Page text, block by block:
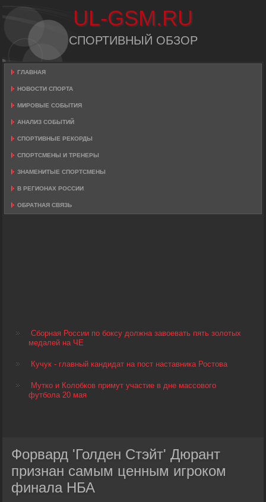
UL-GSM.RU
СПОРТИВНЫЙ ОБЗОР
ГЛАВНАЯ
НОВОСТИ СПОРТА
МИРОВЫЕ СОБЫТИЯ
АНАЛИЗ СОБЫТИЙ
СПОРТИВНЫЕ РЕКОРДЫ
СПОРТСМЕНЫ И ТРЕНЕРЫ
ЗНАМЕНИТЫЕ СПОРТСМЕНЫ
В РЕГИОНАХ РОССИИ
ОБРАТНАЯ СВЯЗЬ
Сборная России по боксу должна завоевать пять золотых
медалей на ЧЕ
Кучук - главный кандидат на пост наставника Ростова
Мутко и Колобков примут участие в дне массового
футбола 20 мая
Форвард 'Голден Стэйт' Дюрант
признан самым ценным игроком
финала НБА